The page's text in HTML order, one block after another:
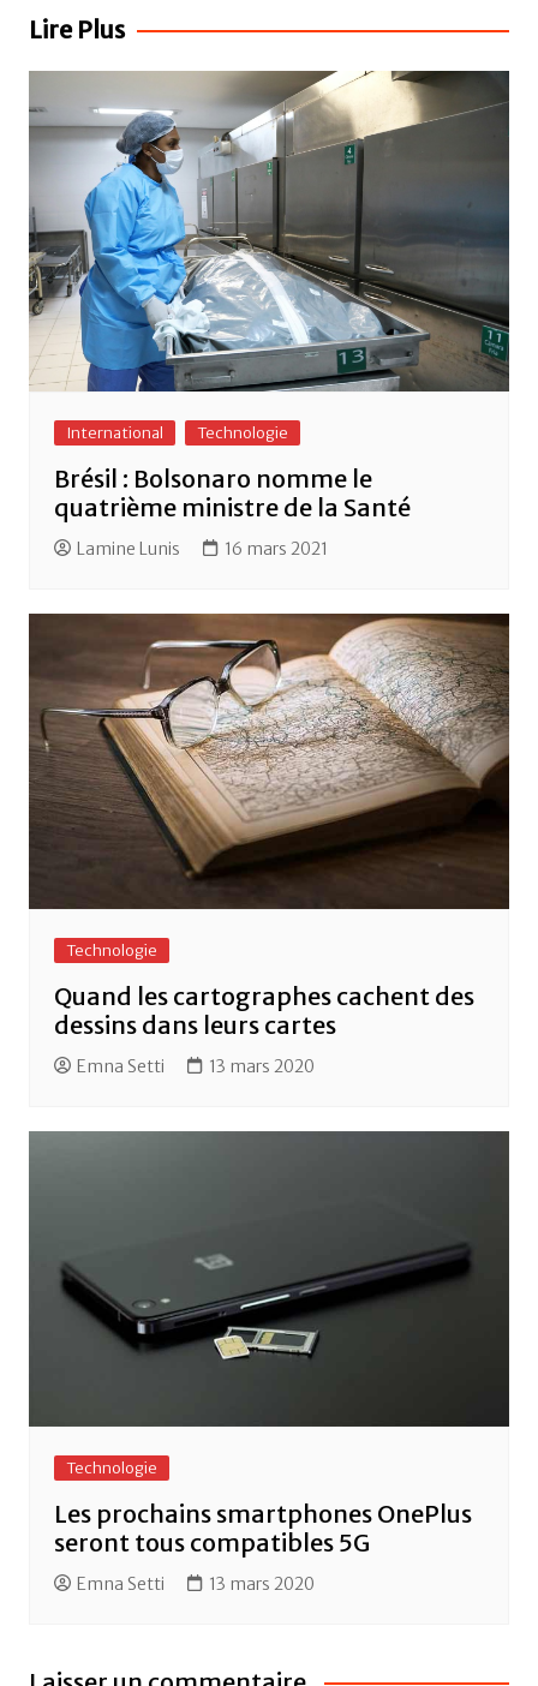
b
k
A
p
er
l’article
Lire Plus
International Technologie
Brésil : Bolsonaro nomme le
quatrième ministre de la Santé
Lamine Lunis 16 mars 2021
Technologie
Quand les cartographes cachent des
dessins dans leurs cartes
Emna Setti 13 mars 2020
Technologie
Les prochains smartphones OnePlus
seront tous compatibles 5G
Emna Setti 13 mars 2020